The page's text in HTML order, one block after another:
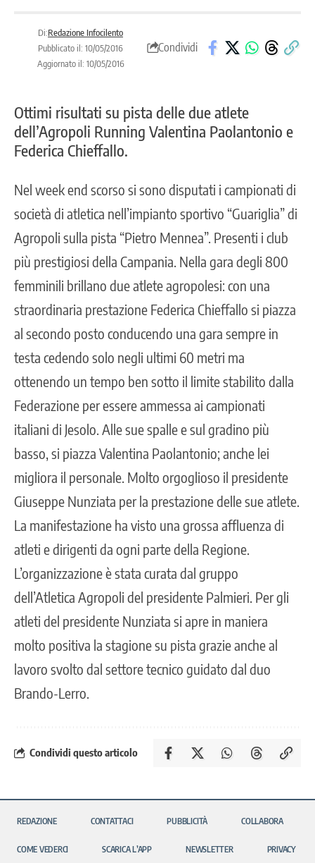
Di:Redazione Infocilento
Pubblicato il: 10/05/2016
Aggiornato il: 10/05/2016
Condividi
Ottimi risultati su pista delle due atlete
dell’Agropoli Running Valentina Paolantonio e
Federica Chieffallo.
Nel week end scorso si sono disputati i campionati di
società di atletica nell’impianto sportivo “Guariglia” di
Agropoli sulla pista “Pietro Mennea”. Presenti i club
più prestigiosi della Campania. Nella gara degli 800
femminili brillano due atlete agropolesi: con una
straordinaria prestazione Federica Chieffallo si piazza
al secondo posto conducendo una gara sempre in
testa cedendo solo negli ultimi 60 metri ma
ottenendo un tempo ben sotto il limite stabilito dalla
Federazione per essere ammessa ai campionati
italiani di Jesolo. Alle sue spalle e sul gradino più
basso, si piazza Valentina Paolantonio; anche lei
migliora il personale. Molto orgoglioso il presidente
Giuseppe Nunziata per la prestazione delle sue atlete.
La manifestazione ha visto una grossa affluenza di
atleti e dirigenti da ogni parte della Regione.
L’organizzazione è stata curata dal gruppo
dell’Atletica Agropoli del presidente Palmieri. Per gli
atleti del presidente Nunziata si apre in maniera
molto positiva la stagione su pista grazie anche al
lavoro svolto dal settore tecnico guidato dal duo
Brando-Lerro.
Condividi questo articolo
REDAZIONE CONTATTACI PUBBLICITÀ COLLABORA
COME VEDERCI SCARICA L’APP NEWSLETTER PRIVACY